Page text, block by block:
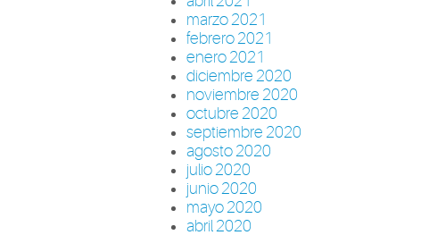
marzo 2021
febrero 2021
enero 2021
diciembre 2020
noviembre 2020
octubre 2020
septiembre 2020
agosto 2020
julio 2020
junio 2020
mayo 2020
abril 2020